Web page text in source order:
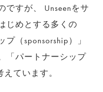
ですが、 Unseenをサ
じめとする多くの
（sponsorship）」
「パートナーシップ
えています。